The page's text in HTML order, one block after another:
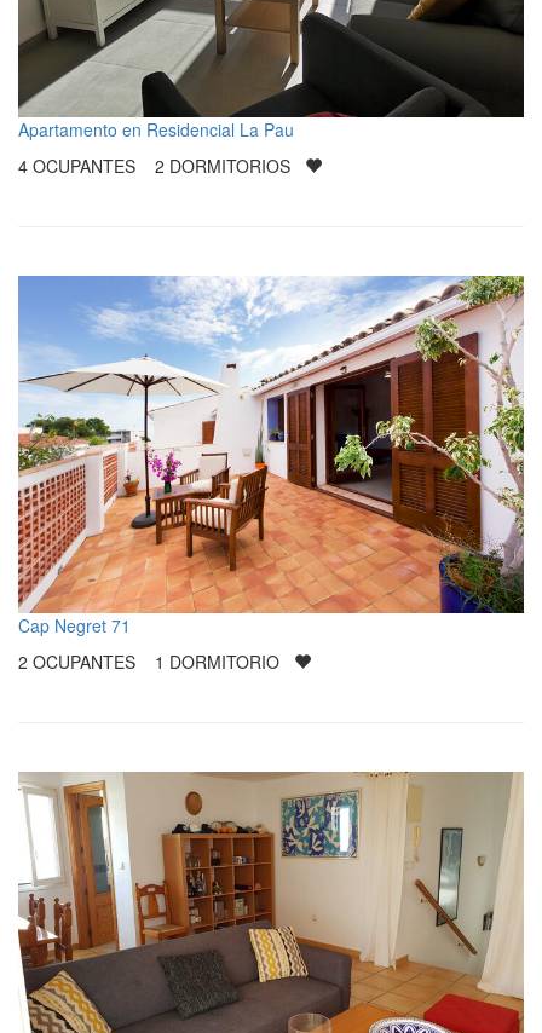
Apartamento en Residencial La Pau
4 OCUPANTES 2 DORMITORIOS
Cap Negret 71
2 OCUPANTES 1 DORMITORIO